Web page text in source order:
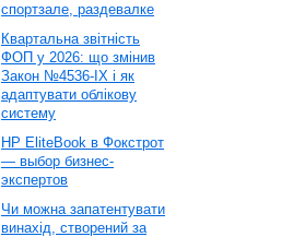
спортзале, раздевалке
Квартальна звітність
ФОП у 2026: що змінив
Закон №4536-IX і як
адаптувати облікову
систему
HP EliteBook в Фокстрот
— выбор бизнес-
экспертов
Чи можна запатентувати
винахід, створений за